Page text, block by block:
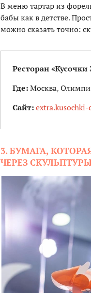
В меню тартар из
бабы как в детстве.
можно сказать точно:
Ресторан «Кусочки
Где:Москва,
Сайт:extra.kusochki-
3. БУМАГА,
ЧЕРЕЗ